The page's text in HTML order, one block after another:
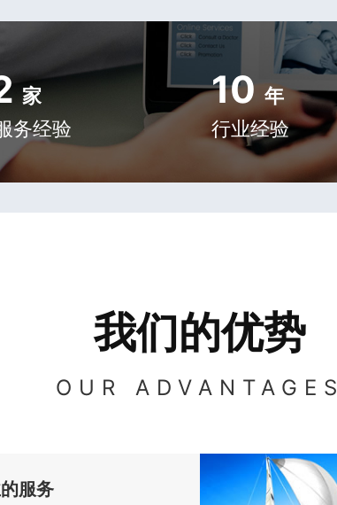
家
务经验
10 年
行业经验
我们的优势
OUR ADVANTAGES
服务